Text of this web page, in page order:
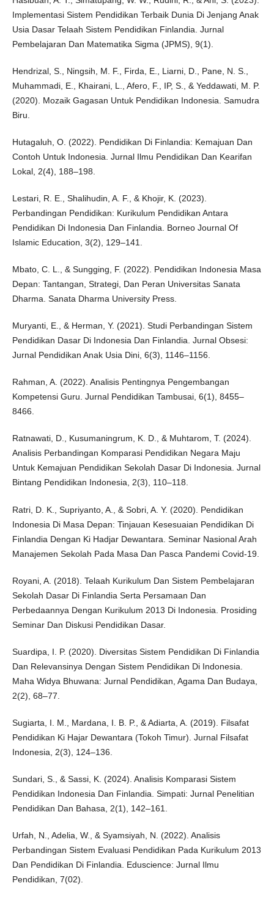
Implementasi Sistem Pendidikan Terbaik Dunia Di Jenjang Anak
Usia Dasar Telaah Sistem Pendidikan Finlandia. Jurnal
Pembelajaran Dan Matematika Sigma (JPMS), 9(1).
Hendrizal, S., Ningsih, M. F., Firda, E., Liarni, D., Pane, N. S.,
Muhammadi, E., Khairani, L., Afero, F., IP, S., & Yeddawati, M. P.
(2020). Mozaik Gagasan Untuk Pendidikan Indonesia. Samudra
Biru.
Hutagaluh, O. (2022). Pendidikan Di Finlandia: Kemajuan Dan
Contoh Untuk Indonesia. Jurnal Ilmu Pendidikan Dan Kearifan
Lokal, 2(4), 188–198.
Lestari, R. E., Shalihudin, A. F., & Khojir, K. (2023).
Perbandingan Pendidikan: Kurikulum Pendidikan Antara
Pendidikan Di Indonesia Dan Finlandia. Borneo Journal Of
Islamic Education, 3(2), 129–141.
Mbato, C. L., & Sungging, F. (2022). Pendidikan Indonesia Masa
Depan: Tantangan, Strategi, Dan Peran Universitas Sanata
Dharma. Sanata Dharma University Press.
Muryanti, E., & Herman, Y. (2021). Studi Perbandingan Sistem
Pendidikan Dasar Di Indonesia Dan Finlandia. Jurnal Obsesi:
Jurnal Pendidikan Anak Usia Dini, 6(3), 1146–1156.
Rahman, A. (2022). Analisis Pentingnya Pengembangan
Kompetensi Guru. Jurnal Pendidikan Tambusai, 6(1), 8455–
8466.
Ratnawati, D., Kusumaningrum, K. D., & Muhtarom, T. (2024).
Analisis Perbandingan Komparasi Pendidikan Negara Maju
Untuk Kemajuan Pendidikan Sekolah Dasar Di Indonesia. Jurnal
Bintang Pendidikan Indonesia, 2(3), 110–118.
Ratri, D. K., Supriyanto, A., & Sobri, A. Y. (2020). Pendidikan
Indonesia Di Masa Depan: Tinjauan Kesesuaian Pendidikan Di
Finlandia Dengan Ki Hadjar Dewantara. Seminar Nasional Arah
Manajemen Sekolah Pada Masa Dan Pasca Pandemi Covid-19.
Royani, A. (2018). Telaah Kurikulum Dan Sistem Pembelajaran
Sekolah Dasar Di Finlandia Serta Persamaan Dan
Perbedaannya Dengan Kurikulum 2013 Di Indonesia. Prosiding
Seminar Dan Diskusi Pendidikan Dasar.
Suardipa, I. P. (2020). Diversitas Sistem Pendidikan Di Finlandia
Dan Relevansinya Dengan Sistem Pendidikan Di Indonesia.
Maha Widya Bhuwana: Jurnal Pendidikan, Agama Dan Budaya,
2(2), 68–77.
Sugiarta, I. M., Mardana, I. B. P., & Adiarta, A. (2019). Filsafat
Pendidikan Ki Hajar Dewantara (Tokoh Timur). Jurnal Filsafat
Indonesia, 2(3), 124–136.
Sundari, S., & Sassi, K. (2024). Analisis Komparasi Sistem
Pendidikan Indonesia Dan Finlandia. Simpati: Jurnal Penelitian
Pendidikan Dan Bahasa, 2(1), 142–161.
Urfah, N., Adelia, W., & Syamsiyah, N. (2022). Analisis
Perbandingan Sistem Evaluasi Pendidikan Pada Kurikulum 2013
Dan Pendidikan Di Finlandia. Eduscience: Jurnal Ilmu
Pendidikan, 7(02).